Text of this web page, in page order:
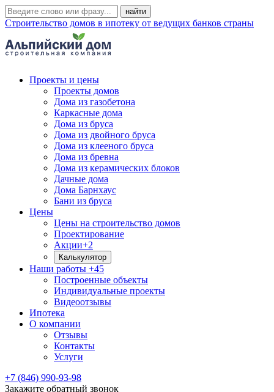
Строительство домов в ипотеку от ведущих банков страны
Проекты и цены
Проекты домов
Дома из газобетона
Каркасные дома
Дома из бруса
Дома из двойного бруса
Дома из клееного бруса
Дома из бревна
Дома из керамических блоков
Дачные дома
Дома Барнхаус
Бани из бруса
Цены
Цены на строительство домов
Проектирование
Акции+2
Калькулятор
Наши работы +45
Построенные объекты
Индивидуальные проекты
Видеоотзывы
Ипотека
О компании
Отзывы
Контакты
Услуги
+7 (846) 990-93-98
Закажите обратный звонок